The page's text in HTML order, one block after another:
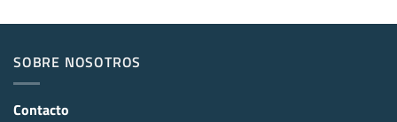
SOBRE NOSOTROS
Contacto